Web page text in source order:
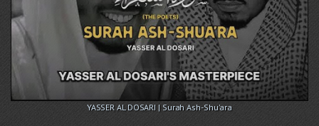
YASSER AL DOSARI | Surah Ash-Shu'ara